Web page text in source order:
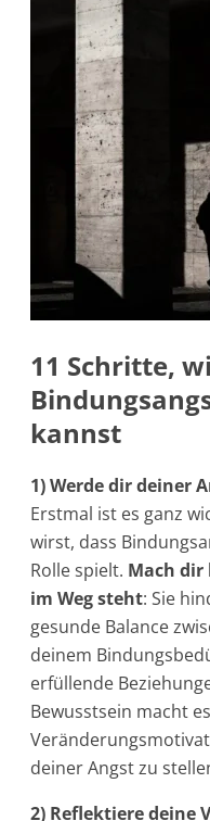
11 Schritte,
kannst
1) Werde dir deiner
Erstmal ist es ganz
wirst, dass
Rolle spielt. Mach dir
im Weg steht: Sie
gesunde Balance
deinem
erfüllende
Bewusstsein macht
deiner Angst zu
2) Reflektiere deine